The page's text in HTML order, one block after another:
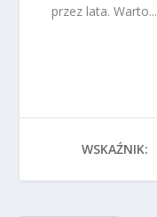
przez lata. Warto...
WSKAŹNIK: